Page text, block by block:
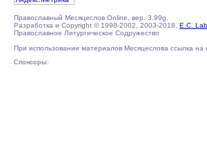
Православный Месяцеслов Online, вер. 3.99g.
Разработка и Copyright © 1998-2002, 2003-2018, E.C.
Православное Литургическое Содружество
При использовании материалов Месяцеслова ссылка на
Спонсоры: